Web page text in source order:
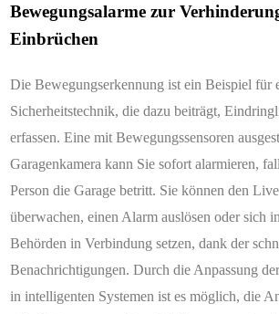
Bewegungsalarme zur
Einbrüchen
Die Bewegungserkennung ist ein Beispiel für
Sicherheitstechnik, die dazu beiträgt,
erfassen. Eine mit Bewegungssensoren
Garagenkamera kann Sie sofort alarmieren,
Person die Garage betritt. Sie können den
überwachen, einen Alarm auslösen oder sich
Behörden in Verbindung setzen, dank der
Benachrichtigungen. Durch die Anpassung
in intelligenten Systemen ist es möglich, die